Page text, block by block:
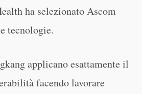
ha selezionato Ascom
tecnologie.
applicano esattamente il
facendo lavorare